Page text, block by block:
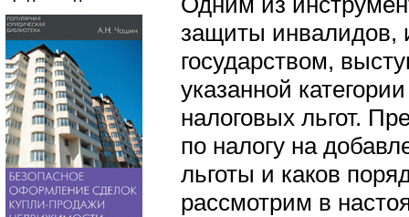
защиты инвалидов,
государством,
указанной
налоговых льгот.
по налогу на
льготы и каков
рассмотрим в